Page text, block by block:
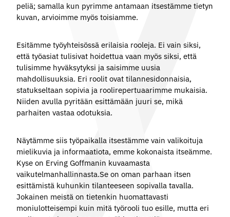
peliä; samalla kun pyrimme antamaan itsestämme tietyn
kuvan, arvioimme myös toisiamme.
Esitämme työyhteisössä erilaisia rooleja. Ei vain siksi,
että työasiat tulisivat hoidettua vaan myös siksi, että
tulisimme hyväksytyksi ja saisimme uusia
mahdollisuuksia. Eri roolit ovat tilannesidonnaisia,
statukseltaan sopivia ja roolirepertuaarimme mukaisia.
Niiden avulla pyritään esittämään juuri se, mikä
parhaiten vastaa odotuksia.
Näytämme siis työpaikalla itsestämme vain valikoituja
mielikuvia ja informaatiota, emme kokonaista itseämme.
Kyse on Erving Goffmanin kuvaamasta
vaikutelmanhallinnasta.Se on oman parhaan itsen
esittämistä kuhunkin tilanteeseen sopivalla tavalla.
Jokainen meistä on tietenkin huomattavasti
moniulotteisempi kuin mitä työrooli tuo esille, mutta eri